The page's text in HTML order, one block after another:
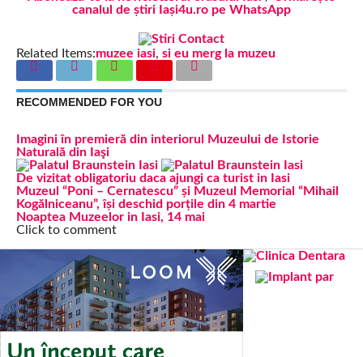
canalul de știri Iași4u.ro pe WhatsApp
Related Items:muzee iasi, si eu merg la muzeu
RECOMMENDED FOR YOU
Imagini în premieră din interiorul Muzeului de Istorie
Naturală din Iaşi
De vizitat obligatoriu daca ajungi ca turist in Iasi
Muzeul “Poni – Cernatescu” și Muzeul Memorial “Mihail
Kogălniceanu”, își deschid porțile din 4 martie
Noaptea Muzeelor in Iasi, 14 mai
Click to comment